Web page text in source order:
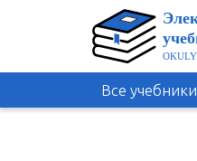
Все учебники